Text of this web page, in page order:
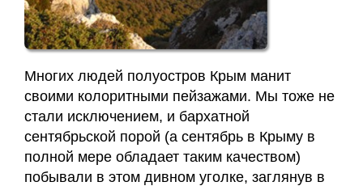
кинезиолога
кинезиолога
Галины
Акулич
–
отзывы
Многих людей полуостров Крым манит
своими колоритными пейзажами. Мы тоже не
стали исключением, и бархатной
сентябрьской порой (а сентябрь в Крыму в
полной мере обладает таким качеством)
побывали в этом дивном уголке, заглянув в